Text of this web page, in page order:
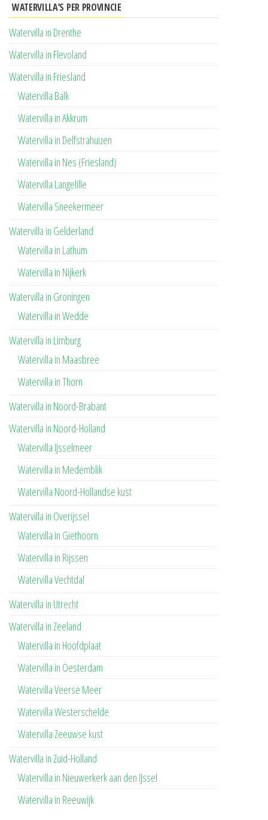
WATERVILLA’S PER PROVINCIE
Watervilla in Drenthe
Watervilla in Flevoland
Watervilla in Friesland
Watervilla Balk
Watervilla in Akkrum
Watervilla in Delfstrahuizen
Watervilla in Nes (Friesland)
Watervilla Langelille
Watervilla Sneekermeer
Watervilla in Gelderland
Watervilla in Lathum
Watervilla in Nijkerk
Watervilla in Groningen
Watervilla in Wedde
Watervilla in Limburg
Watervilla in Maasbree
Watervilla in Thorn
Watervilla in Noord-Brabant
Watervilla in Noord-Holland
Watervilla IJsselmeer
Watervilla in Medemblik
Watervilla Noord-Hollandse kust
Watervilla in Overijssel
Watervilla in Giethoorn
Watervilla in Rijssen
Watervilla Vechtdal
Watervilla in Utrecht
Watervilla in Zeeland
Watervilla in Hoofdplaat
Watervilla in Oesterdam
Watervilla Veerse Meer
Watervilla Westerschelde
Watervilla Zeeuwse kust
Watervilla in Zuid-Holland
Watervilla in Nieuwerkerk aan den IJssel
Watervilla in Reeuwijk